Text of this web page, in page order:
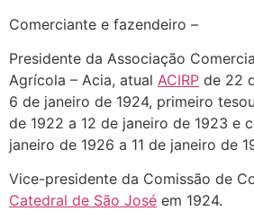
Comerciante e fazendeiro –
Presidente da Associação
Agrícola – Acia, atual ACIRP de 22
6 de janeiro de 1924, primeiro
de 1922 a 12 de janeiro de 1923 e
janeiro de 1926 a 11 de janeiro de
Vice-presidente da Comissão de
Catedral de São José em 1924.